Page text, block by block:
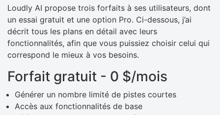
Loudly AI propose trois forfaits à ses utilisateurs, dont
un essai gratuit et une option Pro. Ci-dessous, j’ai
décrit tous les plans en détail avec leurs
fonctionnalités, afin que vous puissiez choisir celui qui
correspond le mieux à vos besoins.
Forfait gratuit - 0 $/mois
Générer un nombre limité de pistes courtes
Accès aux fonctionnalités de base